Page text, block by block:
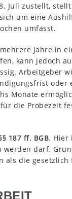
Juli zustellt,
um eine
umfasst.
Jahre in
kann jedoch
Arbeitgeber
oder
Monate
die Probezeit
187 ff. BGB. Hier
darf.
die gesetzlich